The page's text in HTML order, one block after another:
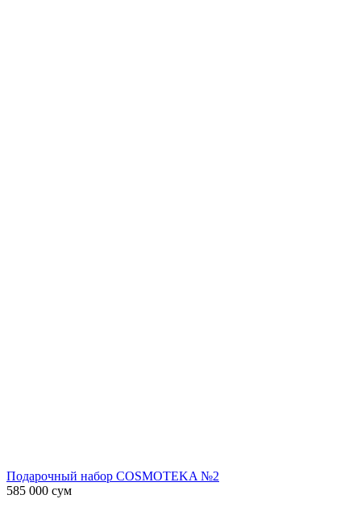
Подарочный набор COSMOTEKA №2
585 000 сум